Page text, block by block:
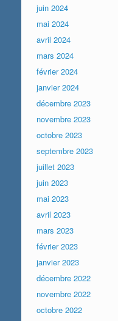
juin 2024
mai 2024
avril 2024
mars 2024
février 2024
janvier 2024
décembre 2023
novembre 2023
octobre 2023
septembre 2023
juillet 2023
juin 2023
mai 2023
avril 2023
mars 2023
février 2023
janvier 2023
décembre 2022
novembre 2022
octobre 2022